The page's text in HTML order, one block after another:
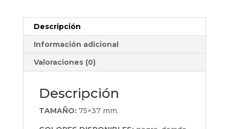
Descripción
Información adicional
Valoraciones (0)
Descripción
TAMAÑO:75×37 mm.